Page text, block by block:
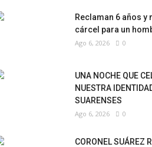
Reclaman 6 años y
cárcel para un
Ago 6, 2026 0
UNA NOCHE QUE
NUESTRA
SUARENSES
Ago 6, 2026 0
CORONEL SUÁREZ